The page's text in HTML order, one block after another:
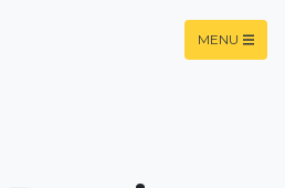
MENU